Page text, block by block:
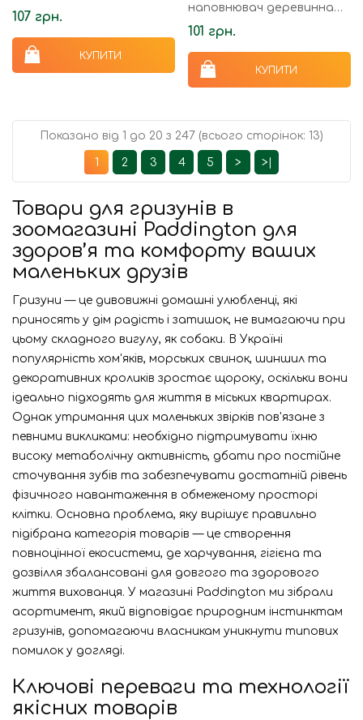
107 грн.
КУПИТИ
наповнювач деревинна
900 г
101 грн.
КУПИТИ
Показано від 1 до 20 з 247 (всього сторінок: 13)
1 2 3 4 5 > >|
Товари для гризунів в
зоомагазині Paddington для
здоров’я та комфорту ваших
маленьких друзів
Гризуни — це дивовижні домашні улюбленці, які
приносять у дім радість і затишок, не вимагаючи при
цьому складного вигулу, як собаки. В Україні
популярність хом'яків, морських свинок, шиншил та
декоративних кроликів зростає щороку, оскільки вони
ідеально підходять для життя в міських квартирах.
Однак утримання цих маленьких звірків пов'язане з
певними викликами: необхідно підтримувати їхню
високу метаболічну активність, дбати про постійне
сточування зубів та забезпечувати достатній рівень
фізичного навантаження в обмеженому просторі
клітки. Основна проблема, яку вирішує правильно
підібрана категорія товарів — це створення
повноцінної екосистеми, де харчування, гігієна та
дозвілля збалансовані для довгого та здорового
життя вихованця. У магазині Paddington ми зібрали
асортимент, який відповідає природним інстинктам
гризунів, допомагаючи власникам уникнути типових
помилок у догляді.
Ключові переваги та технології
якісних товарів